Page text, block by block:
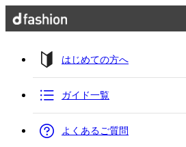
はじめての方へ
ガイド一覧
よくあるご質問